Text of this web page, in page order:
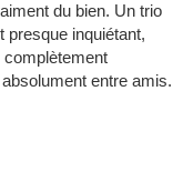
du bien. Un trio
presque inquiétant,
complètement
entre amis.